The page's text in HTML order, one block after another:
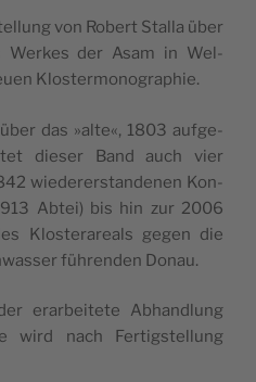
von Robert Stal­la über
Werkes der Asam in Wel­
Klostermonographie.
das »alte«, 1803 aufge­
dieser Band auch vier
wieder­er­stande­nen Kon­
Abtei) bis hin zur 2006
Kloster­areals gegen die
führen­den Donau.
erar­beit­ete Abhand­lung
wird nach Fer­tig­stel­lung